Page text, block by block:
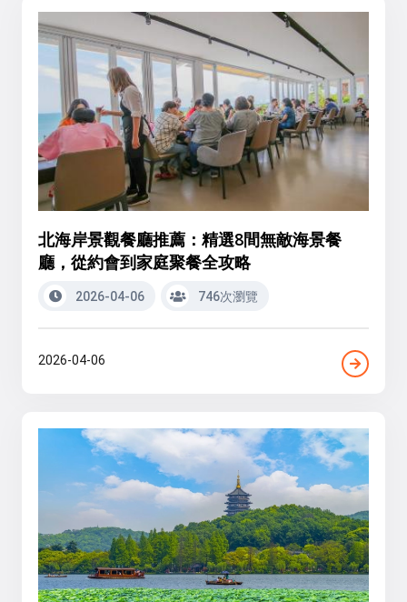
北海岸景觀餐廳推薦：精選8間無敵海景餐
廳，從約會到家庭聚餐全攻略
2026-04-06 746次瀏覽
2026-04-06